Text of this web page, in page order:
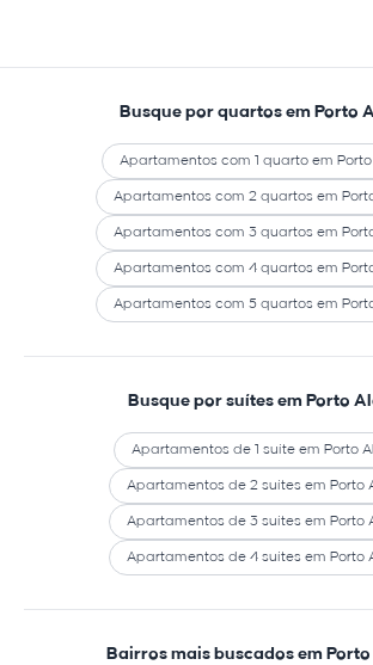
Busque por quartos em Porto
Apartamentos com 1 quarto em Porto
Apartamentos com 2 quartos em
Apartamentos com 3 quartos em
Apartamentos com 4 quartos em
Apartamentos com 5 quartos em
Busque por suítes em Porto
Apartamentos de 1 suíte em Porto
Apartamentos de 2 suítes em Porto
Apartamentos de 3 suítes em Porto
Apartamentos de 4 suítes em Porto
Bairros mais buscados em